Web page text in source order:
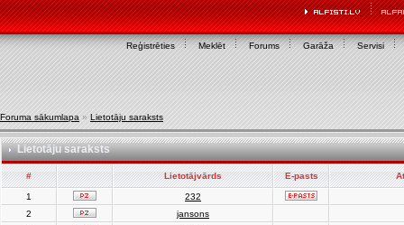
Reģistrēties Meklēt Forums Garāža Servisi
Foruma sākumlapa » Lietotāju saraksts
Lietotāju saraksts
# Lietotājvārds E-pasts
1
232
2
jansons